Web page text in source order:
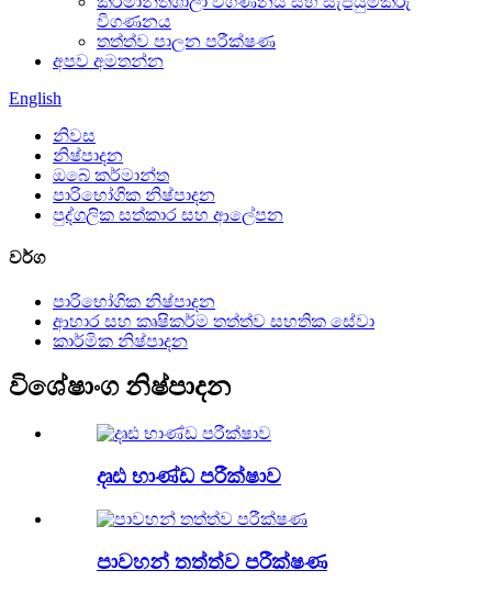
විගණනය
තත්ත්ව පාලන පරීක්ෂණ
අපව අමතන්න
English
නිවස
නිෂ්පාදන
ඔබේ කර්මාන්ත
පාරිභෝගික නිෂ්පාදන
පුද්ගලික සත්කාර සහ ආලේපන
වර්ග
පාරිභෝගික නිෂ්පාදන
ආහාර සහ කෘෂිකර්ම තත්ත්ව සහතික සේවා
කාර්මික නිෂ්පාදන
විශේෂාංග නිෂ්පාදන
දෘඪ භාණ්ඩ පරීක්ෂාව
පාවහන් තත්ත්ව පරීක්ෂණ